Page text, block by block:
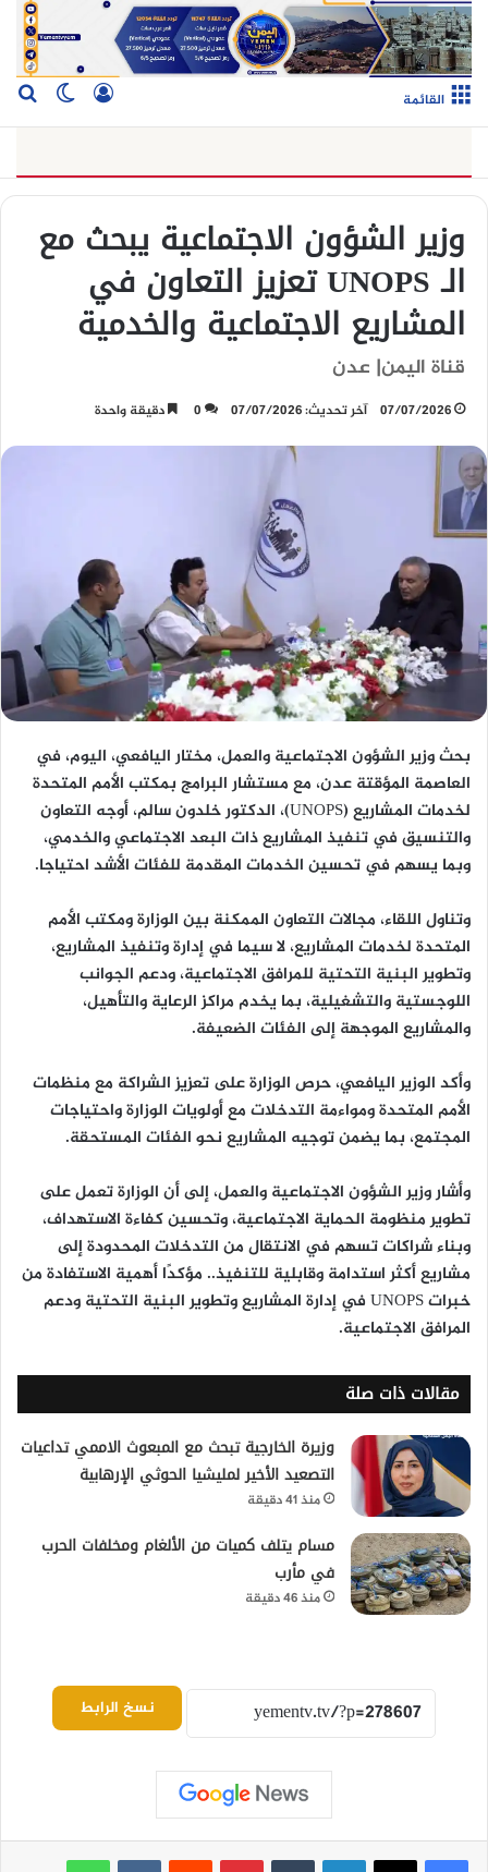
تسجيل القائمة
وزير الشؤون الاجتماعية يبحث مع
الـ UNOPS تعزيز التعاون في
المشاريع الاجتماعية والخدمية
قناة اليمن| عدن
07/07/2026 آخر تحديث: 07/07/2026 0 دقيقة واحدة
بحث وزير الشؤون الاجتماعية والعمل، مختار اليافعي، اليوم، في
العاصمة المؤقتة عدن، مع مستشار البرامج بمكتب الأمم المتحدة
لخدمات المشاريع (UNOPS)، الدكتور خلدون سالم، أوجه التعاون
والتنسيق في تنفيذ المشاريع ذات البعد الاجتماعي والخدمي،
وبما يسهم في تحسين الخدمات المقدمة للفئات الأشد احتياجا.
وتناول اللقاء، مجالات التعاون الممكنة بين الوزارة ومكتب الأمم
المتحدة لخدمات المشاريع، لا سيما في إدارة وتنفيذ المشاريع،
وتطوير البنية التحتية للمرافق الاجتماعية، ودعم الجوانب
اللوجستية والتشغيلية، بما يخدم مراكز الرعاية والتأهيل،
والمشاريع الموجهة إلى الفئات الضعيفة.
وأكد الوزير اليافعي، حرص الوزارة على تعزيز الشراكة مع منظمات
الأمم المتحدة ومواءمة التدخلات مع أولويات الوزارة واحتياجات
المجتمع، بما يضمن توجيه المشاريع نحو الفئات المستحقة.
وأشار وزير الشؤون الاجتماعية والعمل، إلى أن الوزارة تعمل على
تطوير منظومة الحماية الاجتماعية، وتحسين كفاءة الاستهداف،
وبناء شراكات تسهم في الانتقال من التدخلات المحدودة إلى
مشاريع أكثر استدامة وقابلية للتنفيذ.. مؤكدًا أهمية الاستفادة من
خبرات UNOPS في إدارة المشاريع وتطوير البنية التحتية ودعم
المرافق الاجتماعية.
مقالات ذات صلة
وزيرة الخارجية تبحث مع المبعوث الاممي تداعيات
التصعيد الأخير لمليشيا الحوثي الإرهابية
منذ 41 دقيقة
مسام يتلف كميات من الألغام ومخلفات الحرب
في مأرب
منذ 46 دقيقة
نسخ الرابط
لينكدإن بينتيريست
واتساب